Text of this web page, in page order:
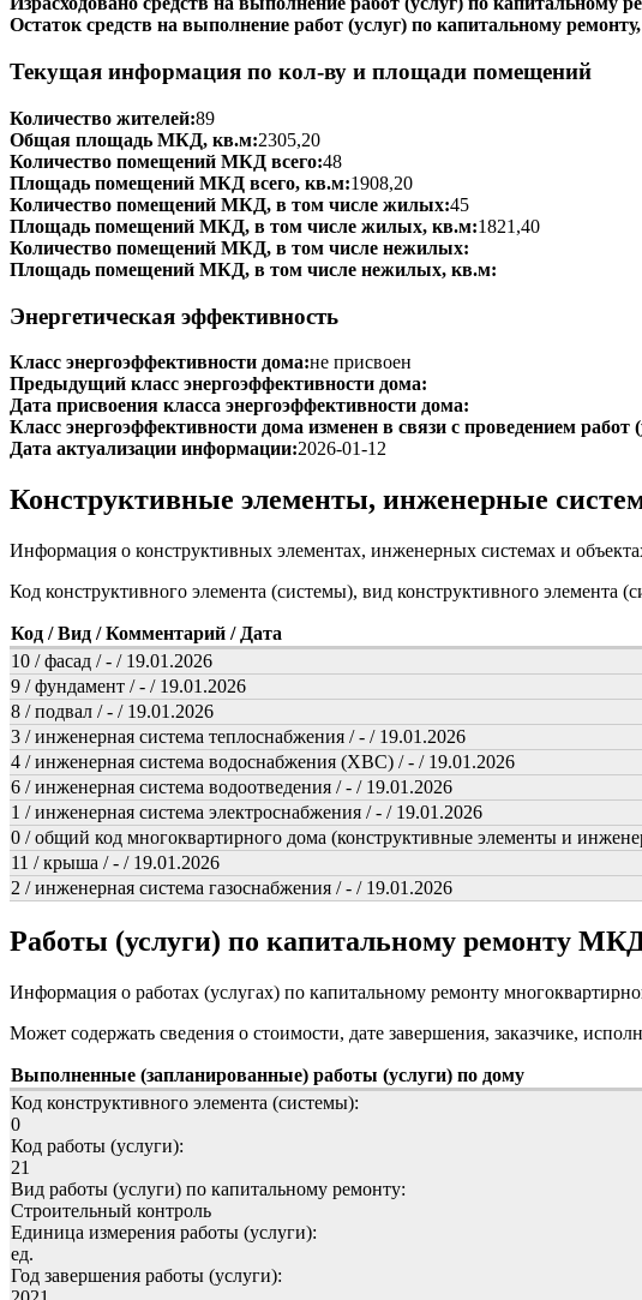
Остаток средств на выполнение работ (услуг) по капитальному
Текущая информация по кол-ву и площади помещений
Количество жителей:89
Общая площадь МКД, кв.м:2305,20
Количество помещений МКД всего:48
Площадь помещений МКД всего, кв.м:1908,20
Количество помещений МКД, в том числе жилых:45
Площадь помещений МКД, в том числе жилых, кв.м:1821,40
Количество помещений МКД, в том числе нежилых:
Площадь помещений МКД, в том числе нежилых, кв.м:
Энергетическая эффективность
Класс энергоэффективности дома:не присвоен
Предыдущий класс энергоэффективности дома:
Дата присвоения класса энергоэффективности дома:
Класс энергоэффективности дома изменен в связи с проведением
Дата актуализации информации:2026-01-12
Конструктивные элементы, инженерные
Информация о конструктивных элементах, инженерных системах и
Код конструктивного элемента (системы), вид конструктивного элемента
Код / Вид / Комментарий / Дата
10 / фасад / - / 19.01.2026
9 / фундамент / - / 19.01.2026
8 / подвал / - / 19.01.2026
3 / инженерная система теплоснабжения / - / 19.01.2026
4 / инженерная система водоснабжения (ХВС) / - / 19.01.2026
6 / инженерная система водоотведения / - / 19.01.2026
1 / инженерная система электроснабжения / - / 19.01.2026
0 / общий код многоквартирного дома (конструктивные элементы и
11 / крыша / - / 19.01.2026
2 / инженерная система газоснабжения / - / 19.01.2026
Работы (услуги) по капитальному ремонту
Информация о работах (услугах) по капитальному ремонту
Может содержать сведения о стоимости, дате завершения, заказчике,
Выполненные (запланированные) работы (услуги) по дому
Код конструктивного элемента (системы):
0
Код работы (услуги):
21
Вид работы (услуги) по капитальному ремонту:
Строительный контроль
Единица измерения работы (услуги):
ед.
Год завершения работы (услуги):